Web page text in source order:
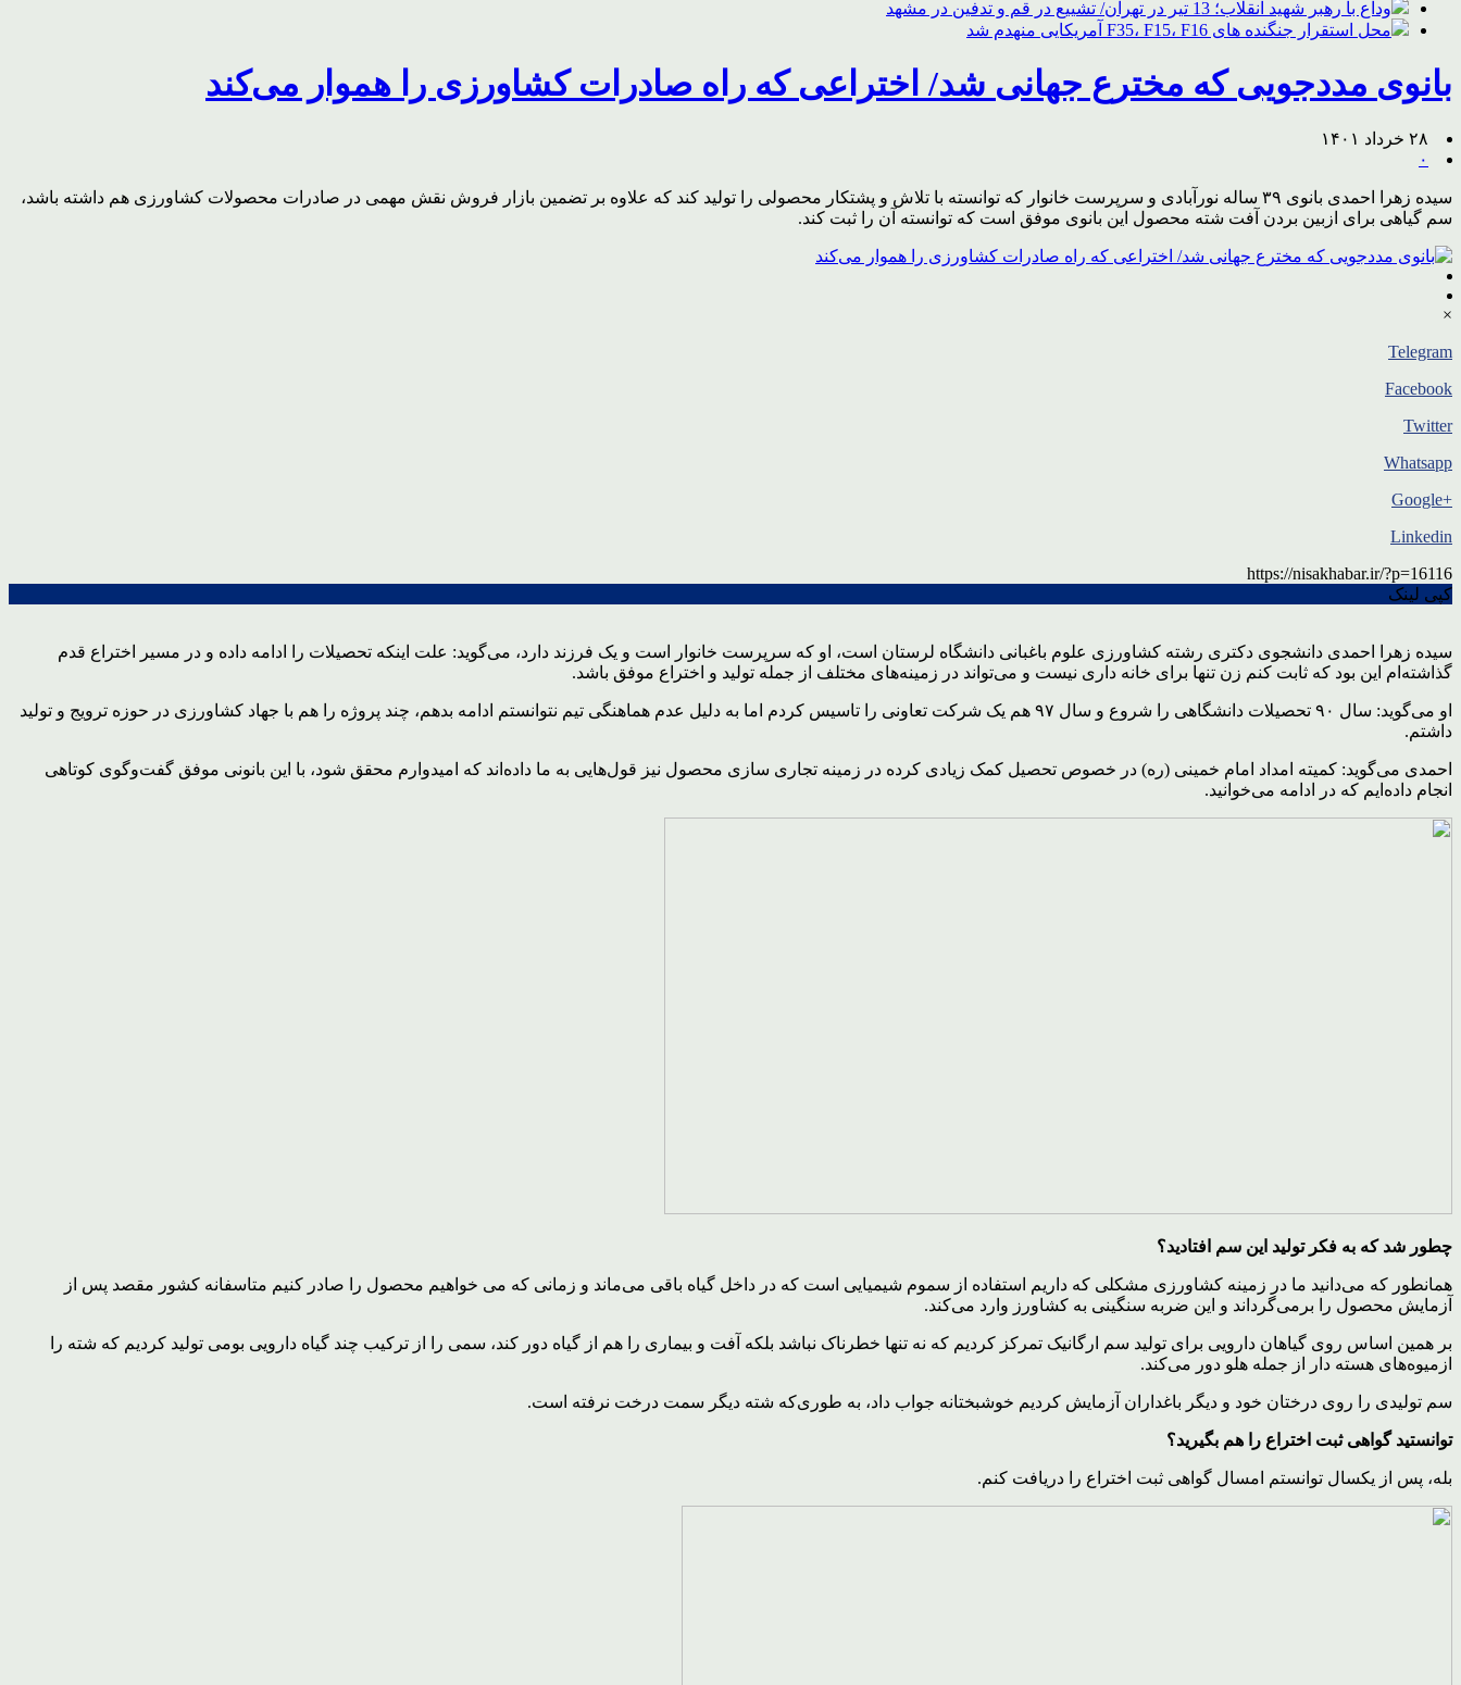
وداع با رهبر شهید انقلاب؛ 13 تیر در تهران/ تشییع در قم و تدفین در مشهد
محل استقرار جنگنده های F35، F15، F16 آمریکایی منهدم شد
بانوی مددجویی که مخترع جهانی شد/ اختراعی که راه صادرات کشاورزی را هموار می‌کند
۲۸ خرداد ۱۴۰۱
۰
سیده زهرا احمدی بانوی ۳۹ ساله نورآبادی و سرپرست خانوار که توانسته با تلاش و پشتکار محصولی را تولید کند که علاوه بر تضمین بازار فروش نقش مهمی در صادرات محصولات کشاورزی هم داشته باشد،
سم گیاهی برای ازبین بردن آفت شته محصول این بانوی موفق است که توانسته آن را ثبت کند.
×
Telegram
Facebook
Twitter
Whatsapp
+Google
Linkedin
https://nisakhabar.ir/?p=16116
کپی لینک
سیده زهرا احمدی دانشجوی دکتری رشته کشاورزی علوم باغبانی دانشگاه لرستان است، او که سرپرست خانوار است و یک فرزند دارد، می‌گوید: علت اینکه تحصیلات را ادامه داده و در مسیر اختراع قدم
گذاشته‌ام این بود که ثابت کنم زن تنها برای خانه داری نیست و می‌تواند در زمینه‌های مختلف از جمله تولید و اختراع موفق باشد.
او می‌گوید: سال ۹۰ تحصیلات دانشگاهی را شروع و سال ۹۷ هم یک شرکت تعاونی را تاسیس کردم اما به دلیل عدم هماهنگی تیم نتوانستم ادامه بدهم، چند پروژه را هم با جهاد کشاورزی در حوزه ترویج و تولید
داشتم.
احمدی می‌گوید: کمیته امداد امام خمینی (ره) در خصوص تحصیل کمک زیادی کرده در زمینه تجاری سازی محصول نیز قول‌هایی به ما داده‌اند که امیدوارم محقق شود، با این بانونی موفق گفت‌وگوی کوتاهی
انجام داده‌ایم که در ادامه می‌خوانید.
چطور شد که به فکر تولید این سم افتادید؟
همانطور که می‌دانید ما در زمینه کشاورزی مشکلی که داریم استفاده از سموم شیمیایی است که در داخل گیاه باقی می‌ماند و زمانی که می خواهیم محصول را صادر کنیم متاسفانه کشور مقصد پس از
آزمایش محصول را برمی‌گرداند و این ضربه سنگینی به کشاورز وارد می‌کند.
بر همین اساس روی گیاهان دارویی برای تولید سم ارگانیک تمرکز کردیم که نه تنها خطرناک نباشد بلکه آفت و بیماری را هم از گیاه دور کند، سمی را از ترکیب چند گیاه دارویی بومی تولید کردیم که شته را
ازمیوه‌های هسته دار از جمله هلو دور می‌کند.
سم تولیدی را روی درختان خود و دیگر باغداران آزمایش کردیم خوشبختانه جواب داد، به طوری‌که شته دیگر سمت درخت نرفته است.
توانستید گواهی ثبت اختراع را هم بگیرید؟
بله، پس از یکسال توانستم امسال گواهی ثبت اختراع را دریافت کنم.